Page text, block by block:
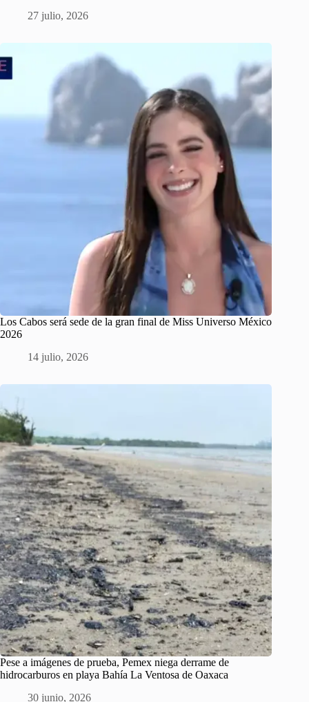
27 julio, 2026
Los Cabos será sede de la gran final de Miss Universo México
2026
14 julio, 2026
Pese a imágenes de prueba, Pemex niega derrame de
hidrocarburos en playa Bahía La Ventosa de Oaxaca
30 junio, 2026